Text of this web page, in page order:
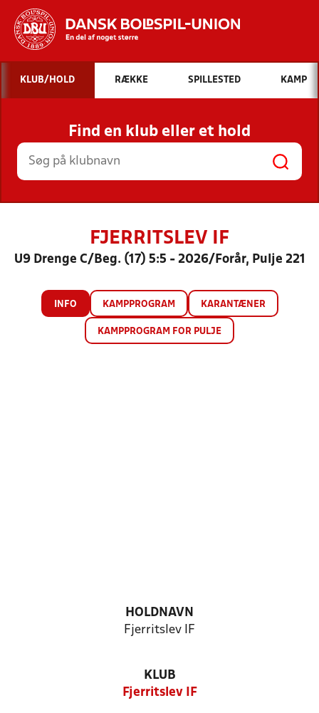
Hvad vil du søge efter?
INDHOLD OG NYHEDER
STILLINGER, RESULTATER, KLUBBER OG
HOLD
KLUB/HOLD RÆKKE SPILLESTED KAMP
Find en klub eller et hold
FJERRITSLEV IF
U9 Drenge C/Beg. (17) 5:5 - 2026/Forår, Pulje 221
INFO KAMPPROGRAM KARANTÆNER
KAMPPROGRAM FOR PULJE
HOLDNAVN
Fjerritslev IF
KLUB
Fjerritslev IF